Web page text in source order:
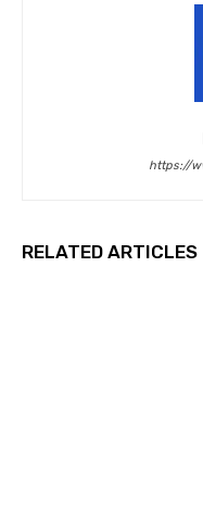
https://
RELATED ARTICLES